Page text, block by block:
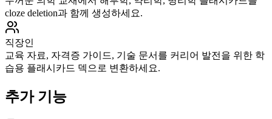
cloze deletion과 함께 생성하세요.
직장인
교육 자료, 자격증 가이드, 기술 문서를 커리어 발전을 위한 학
습용 플래시카드 덱으로 변환하세요.
추가 기능